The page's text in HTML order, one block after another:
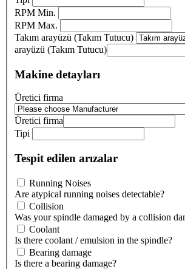
RPM Min.
RPM Max.
Takım arayüzü (Takım Tutucu)
arayüzü (Takım Tutucu)
Makine detayları
Üretici firma
Üretici firma
Tipi
Tespit edilen arızalar
Running Noises
Are atypical running noises detectable?
Collision
Was your spindle damaged by a collision
Coolant
Is there coolant / emulsion in the spindle?
Bearing damage
Is there a bearing damage?